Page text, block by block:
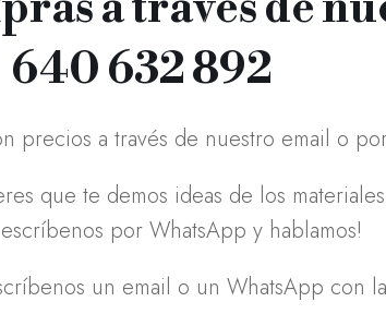
640 632 892
precios a través de nuestro email o
que te demos ideas de los
por WhatsApp y hablamos!
un email o un WhatsApp con